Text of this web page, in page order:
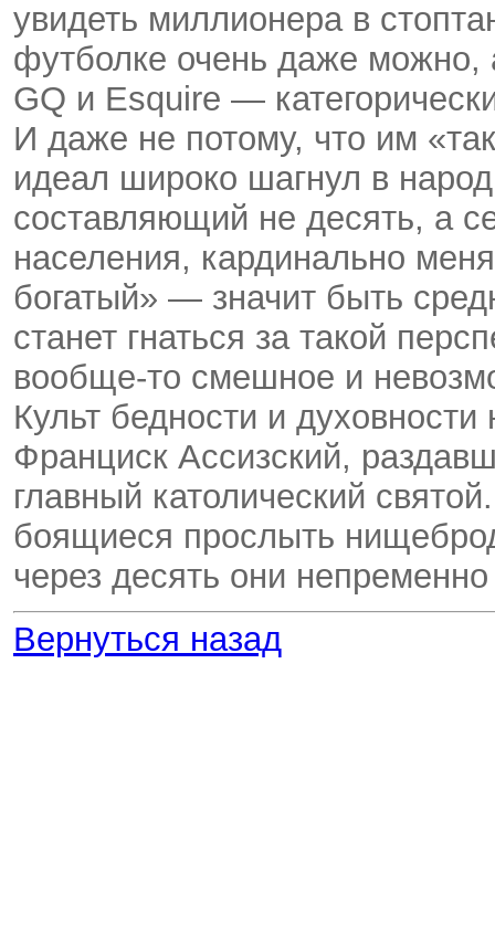
увидеть миллионера в
футболке очень даже можно,
GQ и Esquirе —
И даже не потому, что им
идеал широко шагнул в
составляющий не десять, а
населения, кардинально
богатый» — значит быть
станет гнаться за такой
вообще-то смешное и
Культ бедности и
Франциск Ассизский,
главный католический
боящиеся прослыть
через десять они
Вернуться назад